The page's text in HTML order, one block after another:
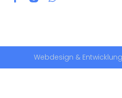
Webdesign &